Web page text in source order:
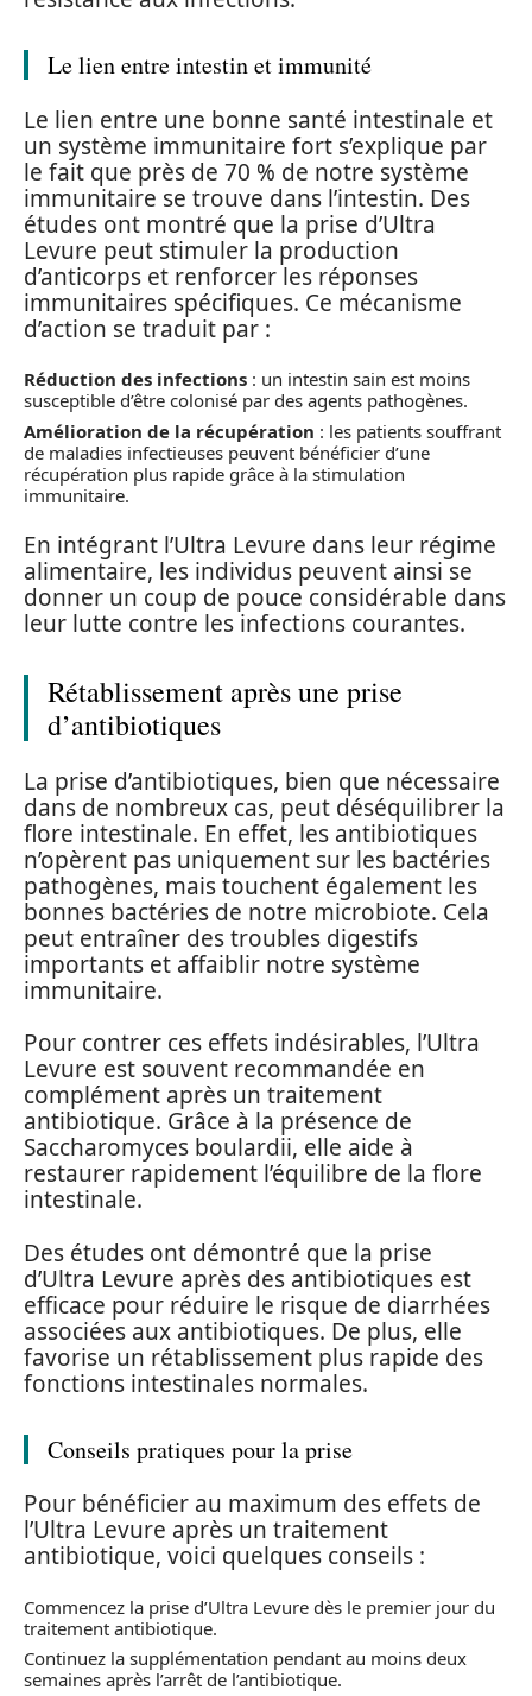
Le lien entre intestin et immunité
Le lien entre une bonne santé intestinale et
un système immunitaire fort s’explique par
le fait que près de 70 % de notre système
immunitaire se trouve dans l’intestin. Des
études ont montré que la prise d’Ultra
Levure peut stimuler la production
d’anticorps et renforcer les réponses
immunitaires spécifiques. Ce mécanisme
d’action se traduit par :
Réduction des infections : un intestin sain est moins
susceptible d’être colonisé par des agents pathogènes.
Amélioration de la récupération : les patients souffrant
de maladies infectieuses peuvent bénéficier d’une
récupération plus rapide grâce à la stimulation
immunitaire.
En intégrant l’Ultra Levure dans leur régime
alimentaire, les individus peuvent ainsi se
donner un coup de pouce considérable dans
leur lutte contre les infections courantes.
Rétablissement après une prise
d’antibiotiques
La prise d’antibiotiques, bien que nécessaire
dans de nombreux cas, peut déséquilibrer la
flore intestinale. En effet, les antibiotiques
n’opèrent pas uniquement sur les bactéries
pathogènes, mais touchent également les
bonnes bactéries de notre microbiote. Cela
peut entraîner des troubles digestifs
importants et affaiblir notre système
immunitaire.
Pour contrer ces effets indésirables, l’Ultra
Levure est souvent recommandée en
complément après un traitement
antibiotique. Grâce à la présence de
Saccharomyces boulardii, elle aide à
restaurer rapidement l’équilibre de la flore
intestinale.
Des études ont démontré que la prise
d’Ultra Levure après des antibiotiques est
efficace pour réduire le risque de diarrhées
associées aux antibiotiques. De plus, elle
favorise un rétablissement plus rapide des
fonctions intestinales normales.
Conseils pratiques pour la prise
Pour bénéficier au maximum des effets de
l’Ultra Levure après un traitement
antibiotique, voici quelques conseils :
Commencez la prise d’Ultra Levure dès le premier jour du
traitement antibiotique.
Continuez la supplémentation pendant au moins deux
semaines après l’arrêt de l’antibiotique.